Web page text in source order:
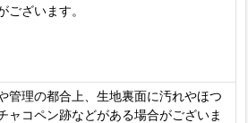
ございます。
管理の都合上、生地裏面に汚れやほつ
ャコペン跡などがある場合がございま